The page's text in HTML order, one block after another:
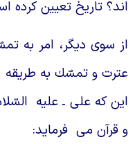
تاريخ تعيين كرده
سوى ديگر، امر به
و تمسّك به طريقه
كه على ـ عليه
قرآن مى فرمايد: